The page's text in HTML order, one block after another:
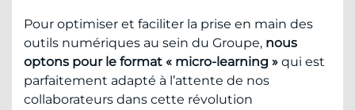
Pour optimiser et faciliter la prise en main des
outils numériques au sein du Groupe, nous
optons pour le format « micro-learning » qui est
parfaitement adapté à l’attente de nos
collaborateurs dans cette révolution